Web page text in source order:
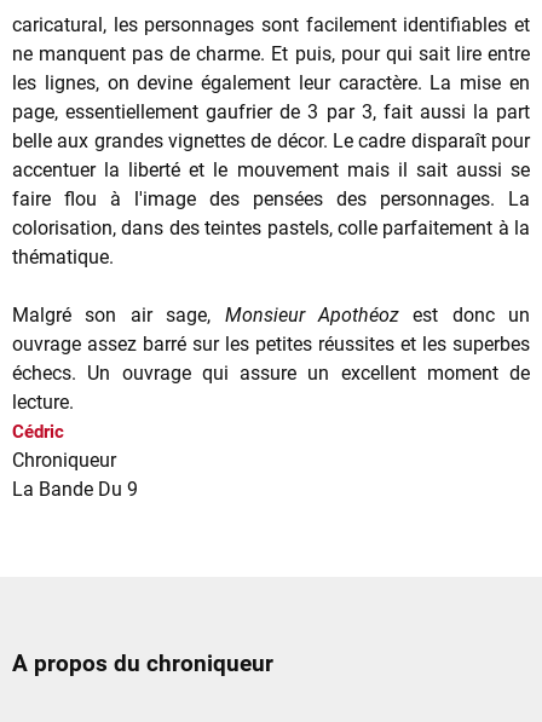
caricatural, les personnages sont facilement identifiables et
ne manquent pas de charme. Et puis, pour qui sait lire entre
les lignes, on devine également leur caractère. La mise en
page, essentiellement gaufrier de 3 par 3, fait aussi la part
belle aux grandes vignettes de décor. Le cadre disparaît pour
accentuer la liberté et le mouvement mais il sait aussi se
faire flou à l'image des pensées des personnages. La
colorisation, dans des teintes pastels, colle parfaitement à la
thématique.
Malgré son air sage, Monsieur Apothéozest donc un
ouvrage assez barré sur les petites réussites et les superbes
échecs. Un ouvrage qui assure un excellent moment de
lecture.
Cédric
Chroniqueur
La Bande Du 9
A propos du chroniqueur